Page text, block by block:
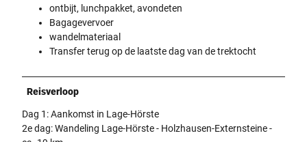
ontbijt, lunchpakket, avondeten
Bagagevervoer
wandelmateriaal
Transfer terug op de laatste dag van de trektocht
Reisverloop
Dag 1: Aankomst in Lage-Hörste
2e dag: Wandeling Lage-Hörste - Holzhausen-Externsteine -